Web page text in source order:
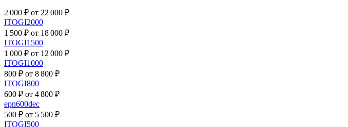
2 000 ₽ от 22 000 ₽
ITOGI2000
1 500 ₽ от 18 000 ₽
ITOGI1500
1 000 ₽ от 12 000 ₽
ITOGI1000
800 ₽ от 8 800 ₽
ITOGI800
600 ₽ от 4 800 ₽
epn600dec
500 ₽ от 5 500 ₽
ITOGI500